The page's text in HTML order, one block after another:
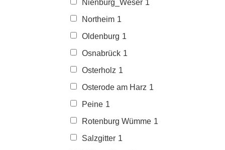
Nienburg_Weser 1
Northeim 1
Oldenburg 1
Osnabrück 1
Osterholz 1
Osterode am Harz 1
Peine 1
Rotenburg Wümme 1
Salzgitter 1